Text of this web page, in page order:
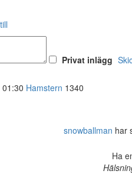
Privat inlägg
Hamstern 1340
snowballman har
Ha